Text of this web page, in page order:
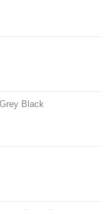
Black